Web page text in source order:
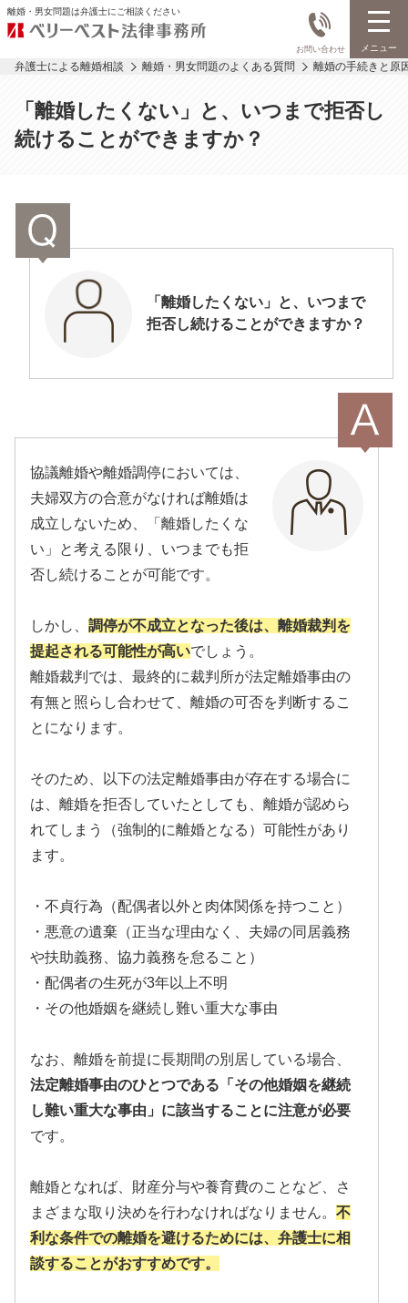
離婚・男女問題は弁護士にご相談ください
お問い合わせ メニュー
弁護士による離婚相談 離婚・男女問題のよくある質問 離婚の手続きと原
「離婚したくない」と、いつまで拒否し
続けることができますか？
「離婚したくない」と、いつまで
拒否し続けることができますか？
協議離婚や離婚調停においては、
夫婦双方の合意がなければ離婚は
成立しないため、「離婚したくな
い」と考える限り、いつまでも拒
否し続けることが可能です。
しかし、 調停が不成立となった後は、離婚裁判を
提起される可能性が高いでしょう。
離婚裁判では、最終的に裁判所が法定離婚事由の
有無と照らし合わせて、離婚の可否を判断するこ
とになります。
そのため、以下の法定離婚事由が存在する場合に
は、離婚を拒否していたとしても、離婚が認めら
れてしまう（強制的に離婚となる）可能性があり
ます。
・不貞行為（配偶者以外と肉体関係を持つこと）
・悪意の遺棄（正当な理由なく、夫婦の同居義務
や扶助義務、協力義務を怠ること）
・配偶者の生死が3年以上不明
・その他婚姻を継続し難い重大な事由
なお、離婚を前提に長期間の別居している場合、
法定離婚事由のひとつである「その他婚姻を継続
し難い重大な事由」に該当することに注意が必要
です。
離婚となれば、財産分与や養育費のことなど、さ
まざまな取り決めを行わなければなりません。 不
利な条件での離婚を避けるためには、弁護士に相
談することがおすすめです。